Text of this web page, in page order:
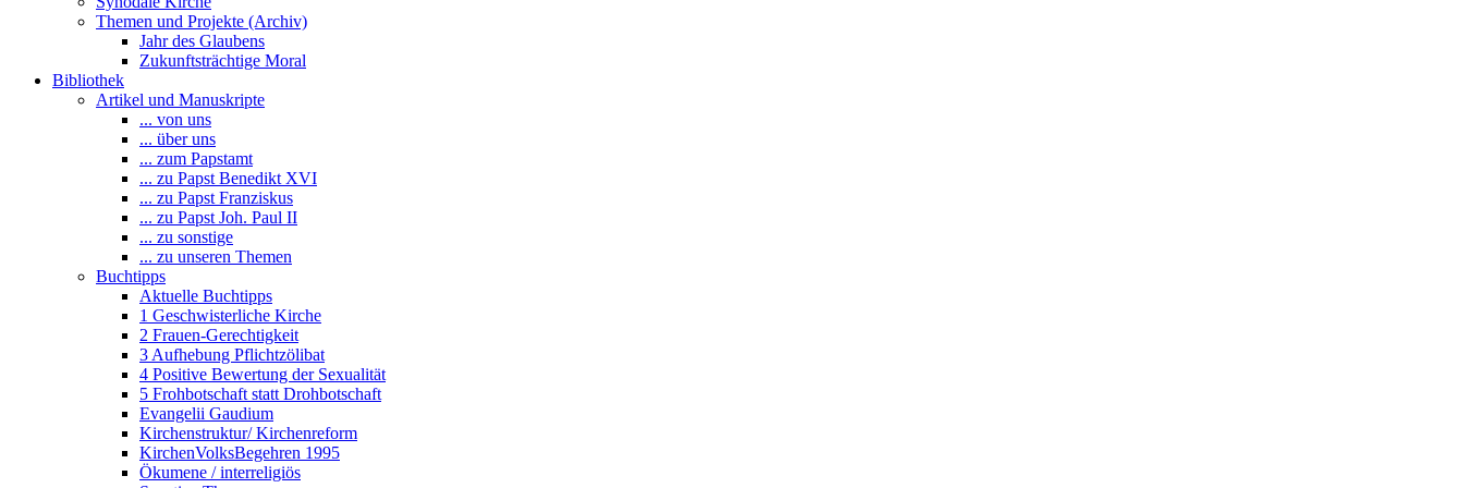
Themen und Projekte (Archiv)
Jahr des Glaubens
Zukunftsträchtige Moral
Bibliothek
Artikel und Manuskripte
... von uns
... über uns
... zum Papstamt
... zu Papst Benedikt XVI
... zu Papst Franziskus
... zu Papst Joh. Paul II
... zu sonstige
... zu unseren Themen
Buchtipps
Aktuelle Buchtipps
1 Geschwisterliche Kirche
2 Frauen-Gerechtigkeit
3 Aufhebung Pflichtzölibat
4 Positive Bewertung der Sexualität
5 Frohbotschaft statt Drohbotschaft
Evangelii Gaudium
Kirchenstruktur/ Kirchenreform
KirchenVolksBegehren 1995
Ökumene / interreligiös